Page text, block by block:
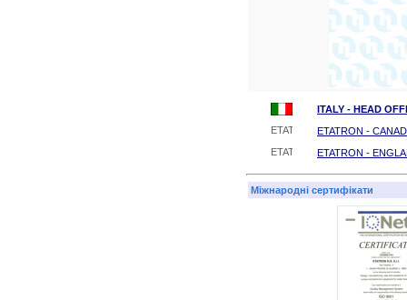
ITALY - HEAD
ETATRON -
ETATRON -
Міжнародні сертифікати